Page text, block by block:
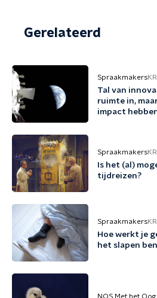
Gerelateerd
Spraakmakers
Tal van
ruimte in,
impact
Spraakmakers
Is het (al)
tijdreizen?
Spraakmakers
Hoe werkt je
het slapen
NOS Met het